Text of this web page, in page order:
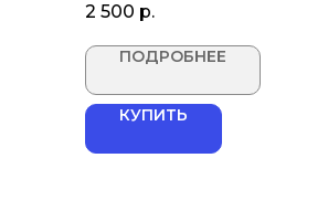
2 500 р.
ПОДРОБНЕЕ
КУПИТЬ